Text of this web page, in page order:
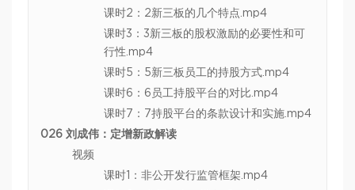
课时2：2新三板的几个特点.mp4
课时3：3新三板的股权激励的必要性和可
行性.mp4
课时5：5新三板员工的持股方式.mp4
课时6：6员工持股平台的对比.mp4
课时7：7持股平台的条款设计和实施.mp4
026 刘成伟：定增新政解读
视频
课时1：非公开发行监管框架.mp4